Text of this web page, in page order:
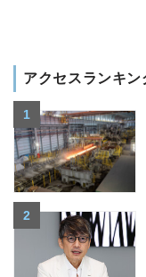
アクセスランキン